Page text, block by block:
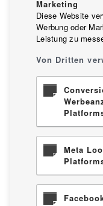
Marketing
Diese Website
Werbung oder
Leistung zu
Von Dritten
Meta